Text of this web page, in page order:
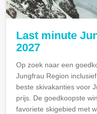
Last minute
2027
Op zoek naar een
Jungfrau Region
beste skivakanties voor
prijs. De goedkoopste
favoriete skigebied met